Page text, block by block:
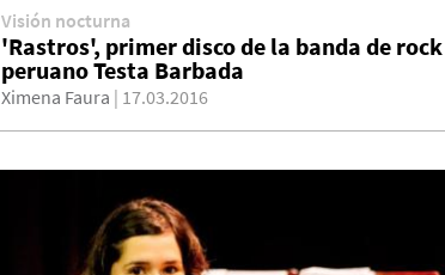
Visión nocturna
'Rastros', primer disco de la banda de rock
peruano Testa Barbada
Ximena Faura | 17.03.2016